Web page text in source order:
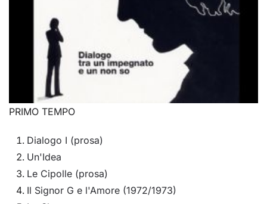
PRIMO TEMPO
Dialogo I (prosa)
Un'Idea
Le Cipolle (prosa)
Il Signor G e l'Amore (1972/1973)